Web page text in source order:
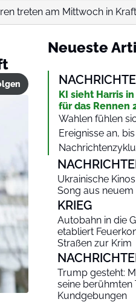
treten am Mittwoch in Kraft
Neueste
KI sieht Harris
für das Rennen
Wahlen fühlen
Ereignisse an,
Ukrainische
Song aus neuem
KRIEG
Autobahn in die
etabliert
Straßen zur Krim
Trump gesteht:
seine berühmten
Kundgebungen